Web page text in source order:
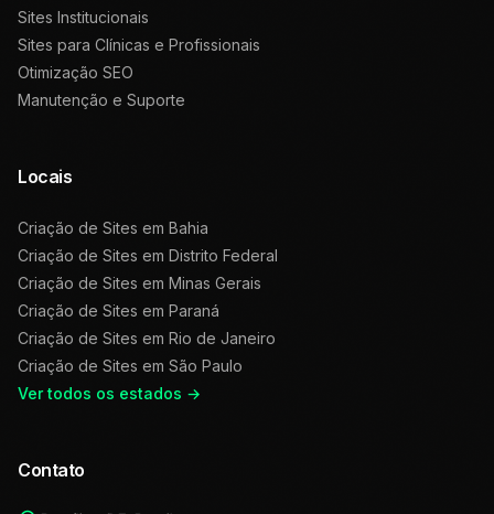
Sites Institucionais
Sites para Clínicas e Profissionais
Otimização SEO
Manutenção e Suporte
Locais
Criação de Sites em Bahia
Criação de Sites em Distrito Federal
Criação de Sites em Minas Gerais
Criação de Sites em Paraná
Criação de Sites em Rio de Janeiro
Criação de Sites em São Paulo
Ver todos os estados →
Contato